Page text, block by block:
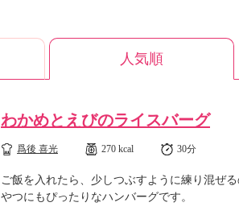
人気順
わかめとえびのライスバーグ
爲後 喜光 270 kcal 30分
ご飯を入れたら、少しつぶすように練り混ぜ
やつにもぴったりなハンバーグです。